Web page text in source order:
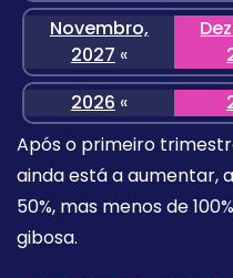
Novembro,
2027 «
2026 «
Após o primeiro
ainda está a aumentar,
50%, mas menos de
gibosa.